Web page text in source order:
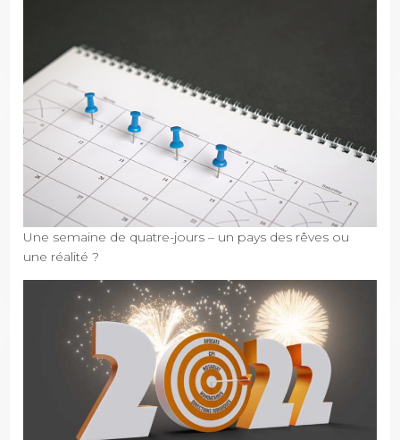
Une semaine de quatre-jours – un pays des rêves ou
une réalité ?